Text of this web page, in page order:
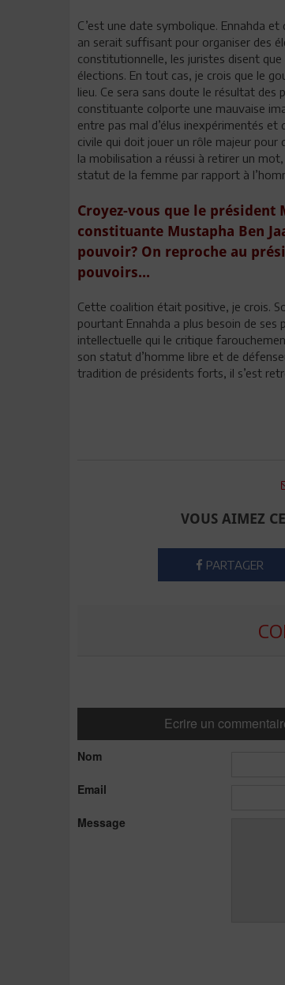
C’est une date symbolique. Ennahda
an serait suffisant pour organiser des
constitutionnelle, les juristes disent
élections. En tout cas, je crois que le
lieu. Ce sera sans doute le résultat des
constituante colporte une mauvaise
entre pas mal d’élus inexpérimentés et
civile qui doit jouer un rôle majeur pour
la mobilisation a réussi à retirer un
statut de la femme par rapport à
Croyez-vous que le président
constituante Mustapha Ben
pouvoir? On reproche au
pouvoirs...
Cette coalition était positive, je crois.
pourtant Ennahda a plus besoin de ses
intellectuelle qui le critique
son statut d’homme libre et de
tradition de présidents forts, il s’est
VOUS AIMEZ
PARTAGER
Ecrire un
Nom
Email
Message